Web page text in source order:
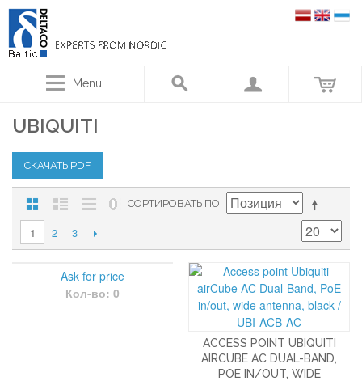
Menu
UBIQUITI
СКАЧАТЬ PDF
СОРТИРОВАТЬ ПО
1 2 3
Ask for price
Кол-во: 0
ACCESS POINT UBIQUITI
AIRCUBE AC DUAL-BAND,
POE IN/OUT, WIDE